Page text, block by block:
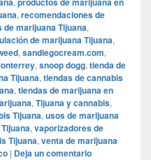
, recomendaciones de
marijuana Tijuana,
de marijuana Tijuana,
, sandiegocream.com,
, snoop dogg, tienda de
Tijuana, tiendas de cannabis
, tiendas de marijuana en
, Tijuana y cannabis,
Tijuana, usos de marijuana
, vaporizadores de
Tijuana, venta de marijuana
| Deja un comentario